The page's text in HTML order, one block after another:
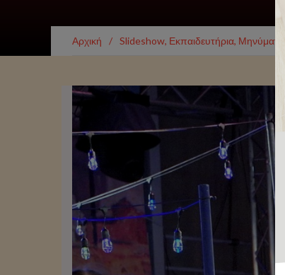
Αρχική / Slideshow, Εκπαιδευτήρια,